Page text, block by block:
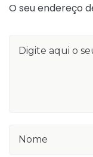
O seu endereço